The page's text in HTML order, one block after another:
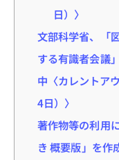
日）〉
文部科学省、「
する有識者会議
中〈カレントア
4日）〉
著作物等の利用
き 概要版」を